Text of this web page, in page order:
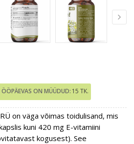
ÖÖPÄEVAS ON MÜÜDUD: 15 TK.
on väga võimas toidulisand, mis
kuni 420 mg E-vitamiini
kogusest). See